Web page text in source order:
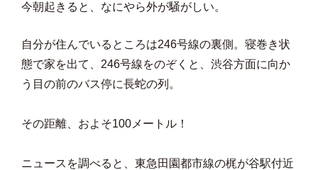
今朝起きると、なにやら外が騒がしい。
自分が住んでいるところは246号線の裏側。寝巻き状
態で家を出て、246号線をのぞくと、渋谷方面に向か
う目の前のバス停に長蛇の列。
その距離、およそ100メートル！
ニュースを調べると、東急田園都市線の梶が谷駅付近